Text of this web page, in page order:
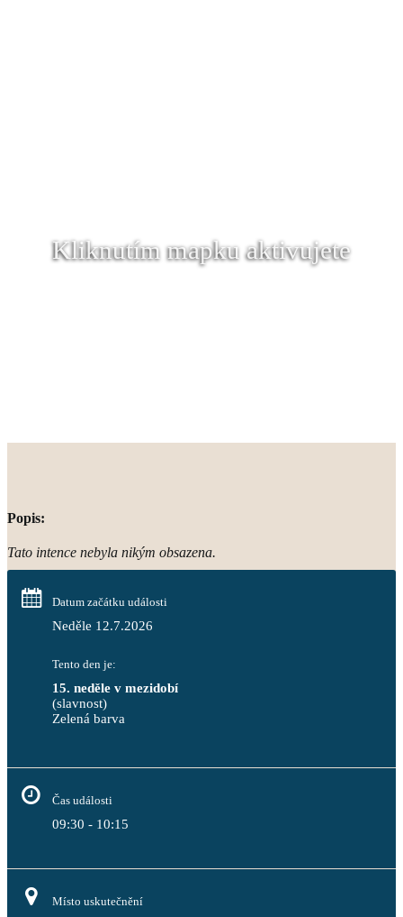
Kliknutím mapku aktivujete
Popis:
Tato intence nebyla nikým obsazena.
Datum začátku události
Neděle 12.7.2026
Tento den je:
15. neděle v mezidobí
(slavnost)
Zelená barva
Čas události
09:30 - 10:15
Místo uskutečnění